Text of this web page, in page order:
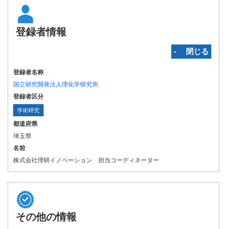
登録者情報
‐ 閉じる
登録者名称
国立研究開発法人理化学研究所
登録者区分
学術研究
都道府県
埼玉県
名前
株式会社理研イノベーション 担当コーディネーター
その他の情報